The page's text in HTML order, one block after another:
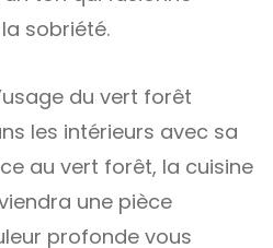
sobriété.
du vert forêt
les intérieurs avec sa
au vert forêt, la cuisine
une pièce
profonde vous